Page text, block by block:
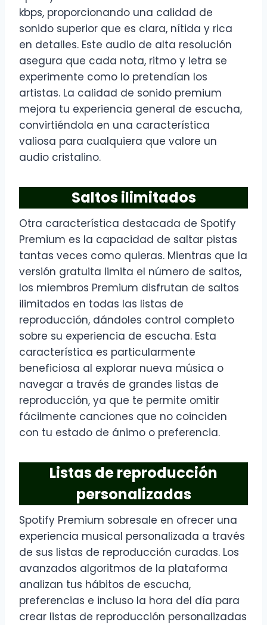
kbps, proporcionando una calidad de
sonido superior que es clara, nítida y rica
en detalles. Este audio de alta resolución
asegura que cada nota, ritmo y letra se
experimente como lo pretendían los
artistas. La calidad de sonido premium
mejora tu experiencia general de escucha,
convirtiéndola en una característica
valiosa para cualquiera que valore un
audio cristalino.
Saltos ilimitados
Otra característica destacada de Spotify
Premium es la capacidad de saltar pistas
tantas veces como quieras. Mientras que la
versión gratuita limita el número de saltos,
los miembros Premium disfrutan de saltos
ilimitados en todas las listas de
reproducción, dándoles control completo
sobre su experiencia de escucha. Esta
característica es particularmente
beneficiosa al explorar nueva música o
navegar a través de grandes listas de
reproducción, ya que te permite omitir
fácilmente canciones que no coinciden
con tu estado de ánimo o preferencia.
Listas de reproducción
personalizadas
Spotify Premium sobresale en ofrecer una
experiencia musical personalizada a través
de sus listas de reproducción curadas. Los
avanzados algoritmos de la plataforma
analizan tus hábitos de escucha,
preferencias e incluso la hora del día para
crear listas de reproducción personalizadas